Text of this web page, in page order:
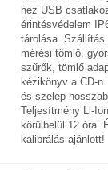
hez USB
érintésvédelem
tárolása.
mérési tömlő,
szűrők, tömlő
kézikönyv a CD-
és szelep
Teljesítmény Li-
körülbelül 12 óra.
kalibrálás ajánlott!